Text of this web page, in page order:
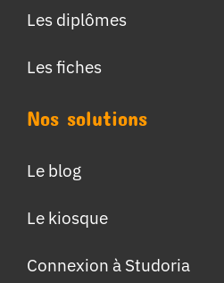
Les diplômes
Les fiches
Nos solutions
Le blog
Le kiosque
Connexion à Studoria